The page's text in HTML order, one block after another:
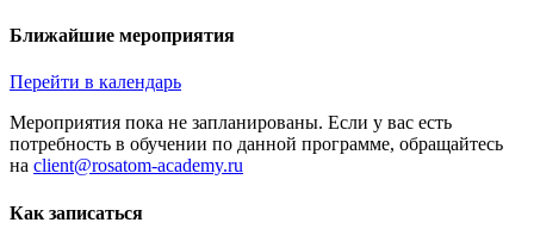
Ближайшие мероприятия
Перейти в календарь
Мероприятия пока не запланированы. Если у вас есть
потребность в обучении по данной программе, обращайтесь
на client@rosatom-academy.ru
Как записаться